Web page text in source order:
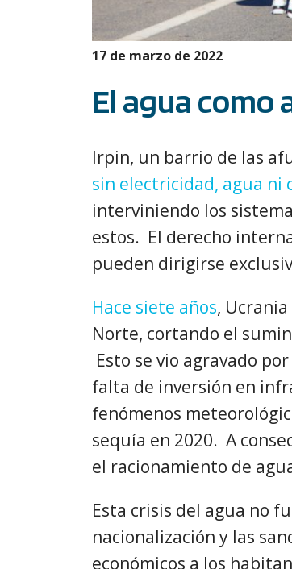
17 de marzo de 2022
El agua como
Irpin, un barrio de las
sin electricidad, agua ni
interviniendo los
estos. El derecho
pueden dirigirse
Hace siete años,
Norte, cortando el
Esto se vio agravado
falta de inversión en
fenómenos
sequía en 2020. A
el racionamiento de
Esta crisis del agua no
nacionalización y las
económicos a los